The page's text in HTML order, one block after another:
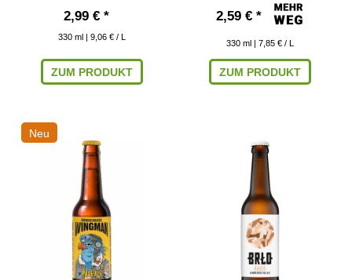
2,99 € *
330 ml | 9,06 € / L
ZUM PRODUKT
2,59 € *
330 ml | 7,85 € / L
ZUM PRODUKT
Neu